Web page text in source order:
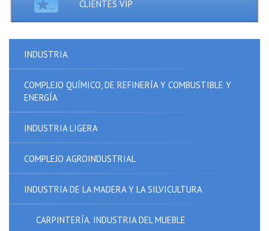
CLIENTES VIP
INDUSTRIA
COMPLEJO QUÍMICO, DE REFINERÍA Y COMBUSTIBLE Y
ENERGÍA
INDUSTRIA LIGERA
COMPLEJO AGROINDUSTRIAL
INDUSTRIA DE LA MADERA Y LA SILVICULTURA
CARPINTERÍA. INDUSTRIA DEL MUEBLE